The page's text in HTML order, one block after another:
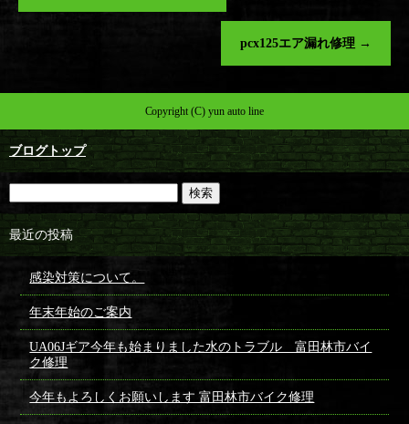
pcx125エア漏れ修理 →
Copyright (C) yun auto line
ブログトップ
最近の投稿
感染対策について。
年末年始のご案内
UA06Jギア今年も始まりました水のトラブル 富田林市バイ
ク修理
今年もよろしくお願いします 富田林市バイク修理